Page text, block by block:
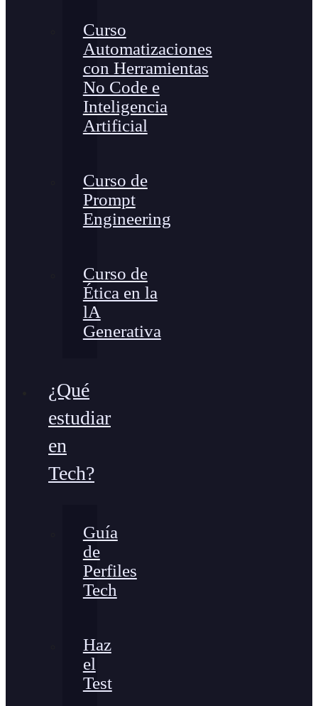
Curso
Automatizaciones
con Herramientas
No Code e
Inteligencia
Artificial
Curso de
Prompt
Engineering
Curso de
Ética en la
lA
Generativa
¿Qué
estudiar
en
Tech?
Guía
de
Perfiles
Tech
Haz
el
Test